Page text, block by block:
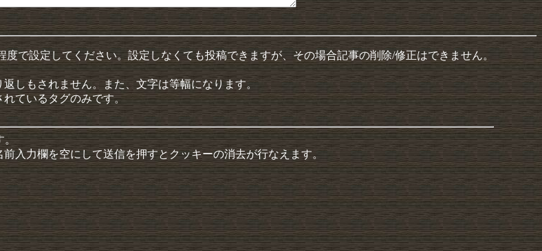
で設定してください。設定しなくても投稿できますが、その場合記事の削除/修正はできません。
しもされません。また、文字は等幅になります。
ているタグのみです。
。
入力欄を空にして送信を押すとクッキーの消去が行なえます。